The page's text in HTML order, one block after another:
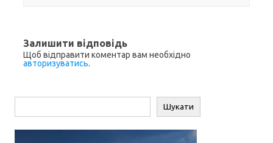
Залишити відповідь
Щоб відправити коментар вам необхідно
авторизуватись.
Шукати